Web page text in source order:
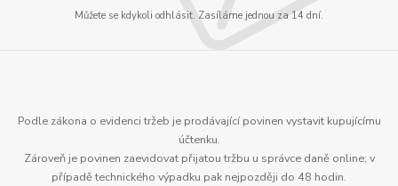
Můžete se kdykoli odhlásit. Zasíláme jednou za 14 dní.
Podle zákona o evidenci tržeb je prodávající povinen vystavit kupujícímu
účtenku.
Zároveň je povinen zaevidovat přijatou tržbu u správce daně online; v
případě technického výpadku pak nejpozději do 48 hodin.